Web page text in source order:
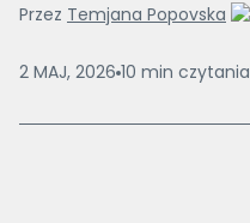
Przez Temjana Popovska
2 MAJ, 2026 10 min czytania